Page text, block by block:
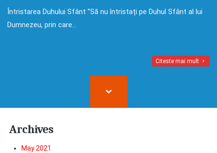
Întristarea Duhului Sfânt ”Să nu întristați pe Duhul Sfânt al lui
Dumnezeu, prin care…
Citeste mai mult
Archives
May 2021